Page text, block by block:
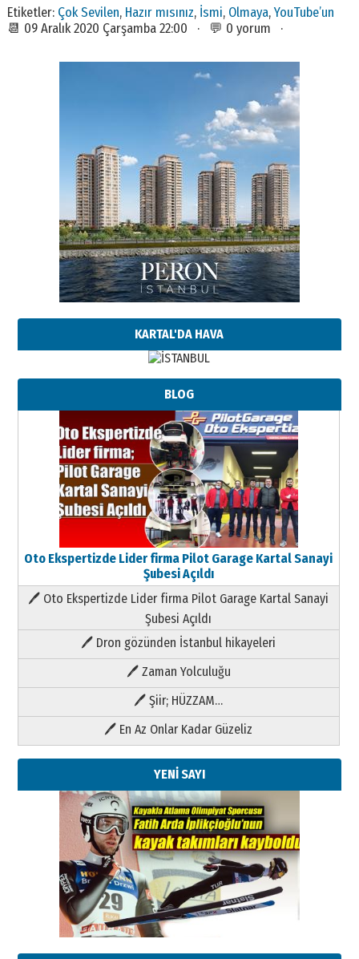
Etiketler: Çok Sevilen, Hazır mısınız, İsmi, Olmaya,YouTube’un
📆 09 Aralık 2020 Çarşamba 22:00 · 💬 0 yorum ·
KARTAL'DA HAVA
BLOG
Oto Ekspertizde Lider firma Pilot Garage Kartal Sanayi
Şubesi Açıldı
🖊 Oto Ekspertizde Lider firma Pilot Garage Kartal Sanayi
Şubesi Açıldı
🖊 Dron gözünden İstanbul hikayeleri
🖊 Zaman Yolculuğu
🖊 Şiir; HÜZZAM…
🖊 En Az Onlar Kadar Güzeliz
YENİ SAYI
Kenan GÜLERCİ
Metin Külünk: Aileyi Korumak
Geleceği Korumaktır